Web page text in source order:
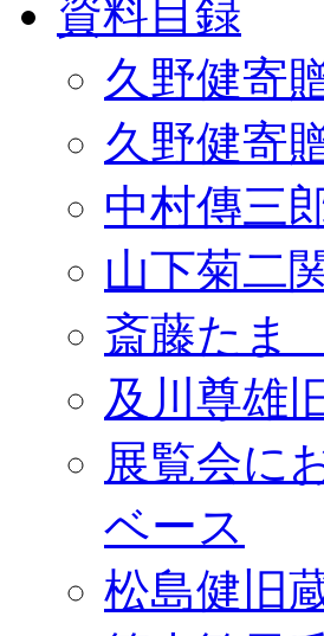
資料目録
久野健寄
久野健寄
中村傳三
山下菊二
斎藤たま
及川尊雄
展覧会に
ベース
松島健旧